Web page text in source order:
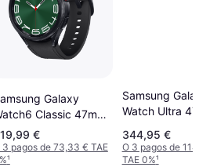
Galaxy
Classic 47mm
€
3 pagos de 73,33 € TAE
¹
Samsung
Watch Ultra
344,95 €
O 3 pagos de
TAE 0%¹